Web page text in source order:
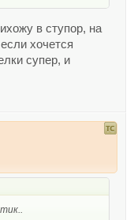
в ступор, на
хочется
супер, и